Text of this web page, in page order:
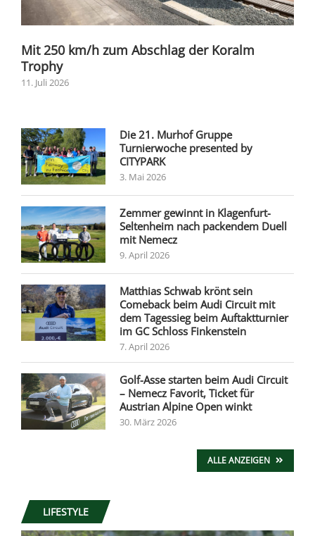
Mit 250 km/h zum Abschlag der Koralm
Trophy
11. Juli 2026
Die 21. Murhof Gruppe
Turnierwoche presented by
CITYPARK
3. Mai 2026
Zemmer gewinnt in Klagenfurt-
Seltenheim nach packendem Duell
mit Nemecz
9. April 2026
Matthias Schwab krönt sein
Comeback beim Audi Circuit mit
dem Tagessieg beim Auftaktturnier
im GC Schloss Finkenstein
7. April 2026
Golf-Asse starten beim Audi Circuit
– Nemecz Favorit, Ticket für
Austrian Alpine Open winkt
30. März 2026
ALLE ANZEIGEN
LIFESTYLE